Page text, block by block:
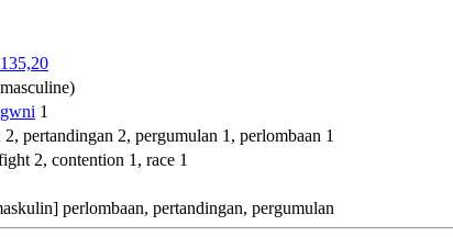
1
2, pertandingan 2, pergumulan 1, perlombaan 1
2, contention 1, race 1
perlombaan, pertandingan, pergumulan